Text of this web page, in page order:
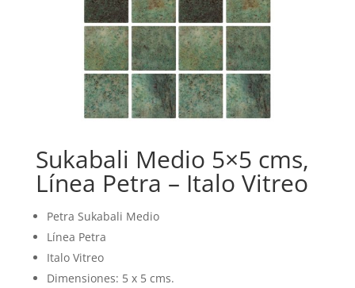
Sukabali Medio 5×5 cms,
Línea Petra – Italo Vitreo
Petra Sukabali Medio
Línea Petra
Italo Vitreo
Dimensiones: 5 x 5 cms.